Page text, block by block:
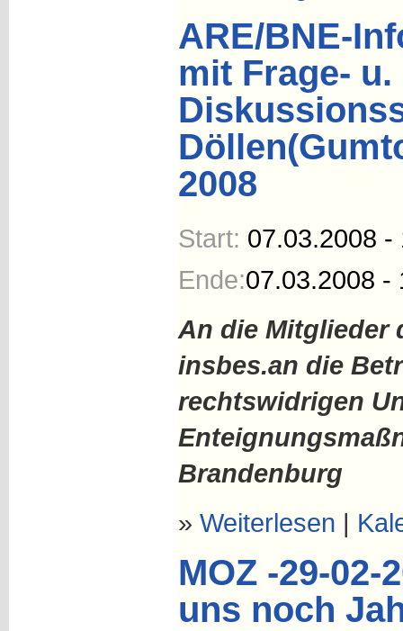
ARE/BNE-
mit Frage- u.
2008
Start: 07.03.2008 -
Ende:07.03.2008 -
An die Mitglieder
insbes.an die
rechtswidrigen
Brandenburg
» Weiterlesen |
MOZ -29-
uns noch